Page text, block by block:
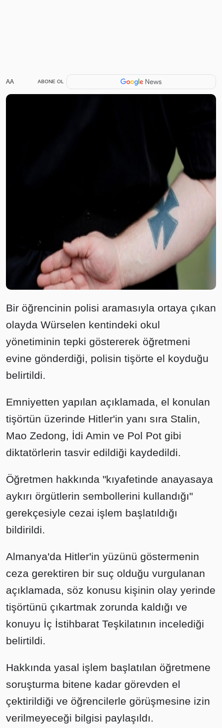
AA ABONE OL
Bir öğrencinin polisi aramasıyla ortaya çıkan
olayda Würselen kentindeki okul
yönetiminin tepki göstererek öğretmeni
evine gönderdiği, polisin tişörte el koyduğu
belirtildi.
Emniyetten yapılan açıklamada, el konulan
tişörtün üzerinde Hitler'in yanı sıra Stalin,
Mao Zedong, İdi Amin ve Pol Pot gibi
diktatörlerin tasvir edildiği kaydedildi.
Öğretmen hakkında "kıyafetinde anayasaya
aykırı örgütlerin sembollerini kullandığı"
gerekçesiyle cezai işlem başlatıldığı
bildirildi.
Almanya'da Hitler'in yüzünü göstermenin
ceza gerektiren bir suç olduğu vurgulanan
açıklamada, söz konusu kişinin olay yerinde
tişörtünü çıkartmak zorunda kaldığı ve
konuyu İç İstihbarat Teşkilatının incelediği
belirtildi.
Hakkında yasal işlem başlatılan öğretmene
soruşturma bitene kadar görevden el
çektirildiği ve öğrencilerle görüşmesine izin
verilmeyeceği bilgisi paylaşıldı.